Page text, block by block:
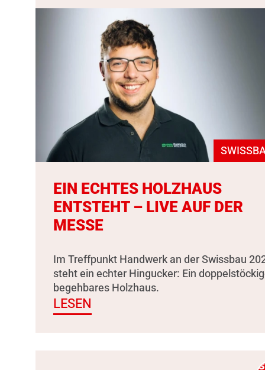
EIN ECHTES HOLZHAUS
ENTSTEHT – LIVE AUF DER
MESSE
Im Treffpunkt Handwerk an der Swissbau
steht ein echter Hingucker: Ein
begehbares Holzhaus.
LESEN